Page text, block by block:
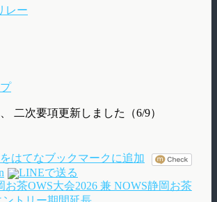
レー
二次要項更新しました（6/9）
お茶OWS大会2026 兼 NOWS静岡お茶